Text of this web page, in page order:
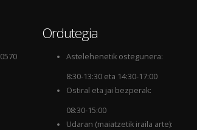
Ordutegia
Astelehenetik ostegunera:
8:30-13:30 eta 14:30-17:00
Ostiral eta jai bezperak:
08:30-15:00
Udaran (maiatzetik iraila arte):